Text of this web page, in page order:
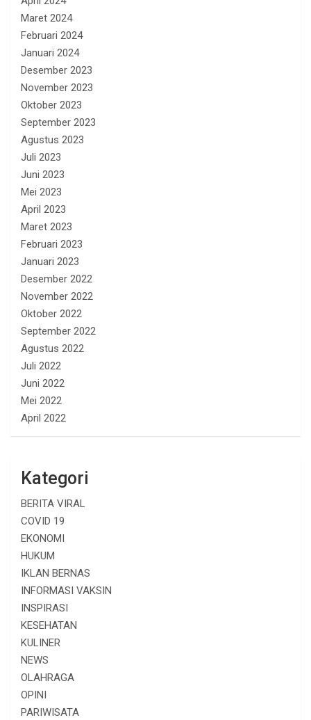
Maret 2024
Februari 2024
Januari 2024
Desember 2023
November 2023
Oktober 2023
September 2023
Agustus 2023
Juli 2023
Juni 2023
Mei 2023
April 2023
Maret 2023
Februari 2023
Januari 2023
Desember 2022
November 2022
Oktober 2022
September 2022
Agustus 2022
Juli 2022
Juni 2022
Mei 2022
April 2022
Kategori
BERITA VIRAL
COVID 19
EKONOMI
HUKUM
IKLAN BERNAS
INFORMASI VAKSIN
INSPIRASI
KESEHATAN
KULINER
NEWS
OLAHRAGA
OPINI
PARIWISATA